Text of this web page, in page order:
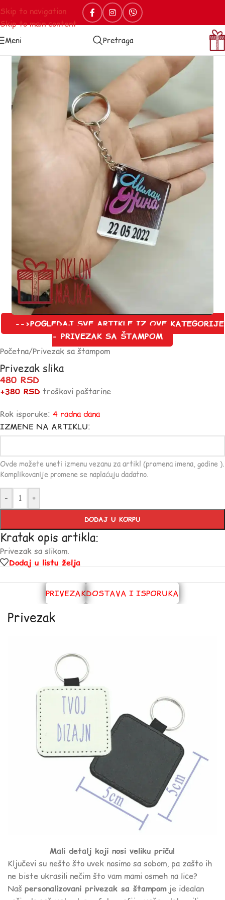
Skip to navigation
Skip to main content
Meni Pretraga
-->POGLEDAJ SVE ARTIKLE IZ OVE KATEGORIJE
- PRIVEZAK SA ŠTAMPOM
Početna/Privezak sa štampom
Privezak slika
480 RSD
+380 RSD troškovi poštarine
Rok isporuke: 4 radna dana
IZMENE NA ARTIKLU:
Ovde možete uneti izmenu vezanu za artikl (promena imena, godine ).
Komplikovanije promene se naplaćuju dadatno.
- +
DODAJ U KORPU
Kratak opis artikla:
Privezak sa slikom.
Dodaj u listu želja
PRIVEZAKDOSTAVA I ISPORUKA
Privezak
Mali detalj koji nosi veliku priču!
Ključevi su nešto što uvek nosimo sa sobom, pa zašto ih
ne biste ukrasili nečim što vam mami osmeh na lice?
Naš personalizovani privezak sa štampomje idealan